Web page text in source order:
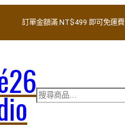
訂單金額滿 NT$499 即可免運費
搜